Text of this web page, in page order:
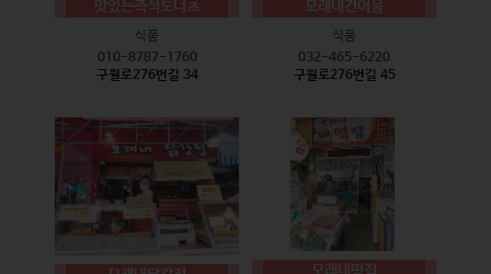
맛있는즉석도너츠
식품
010-8787-1760
구월로276번길 34
모래내건어물
식품
032-465-6220
구월로276번길 45
모래내떡집